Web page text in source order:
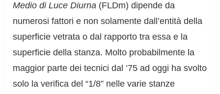
Medio di Luce Diurna (FLDm) dipende da
numerosi fattori e non solamente dall’entità della
superficie vetrata o dal rapporto tra essa e la
superficie della stanza. Molto probabilmente la
maggior parte dei tecnici dal ’75 ad oggi ha svolto
solo la verifica del “1/8” nelle varie stanze